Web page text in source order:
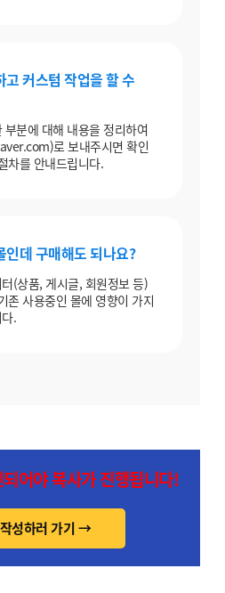
커스텀 작업을 할 수
분에 대해 내용을 정리하여
로 보내주시면 확인
차를 안내드립니다.
인데 구매해도 되나요?
(상품, 게시글, 회원정보 등)
존 사용중인 몰에 영향이 가지
.
어야 복사가 진행됩니다!
작성하러 가기 →